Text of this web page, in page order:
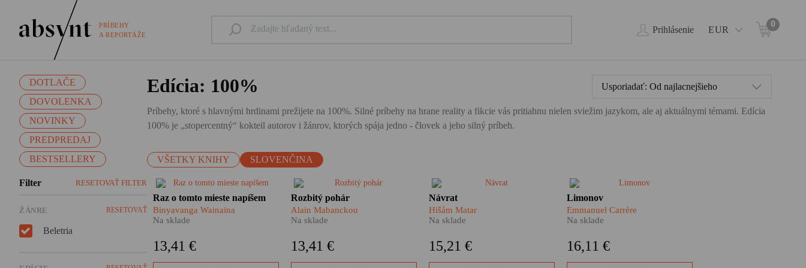
PRÍBEHY
A REPORTÁŽE
Prihlásenie EUR
0
DOTLAČE
DOVOLENKA
NOVINKY
PREDPREDAJ
BESTSELLERY
Filter RESETOVAŤ FILTER
ŽÁNRE RESETOVAŤ
Beletria
Edícia: 100%
Príbehy, ktoré s hlavnými hrdinami prežijete na 100%. Silné príbehy na hrane reality a fikcie vás pritiahnu nielen sviežim jazykom, ale aj aktuálnymi témami. Edícia
100% je „stopercentný“ kokteil autorov i žánrov, ktorých spája jedno - človek a jeho silný príbeh.
VŠETKY KNIHY SLOVENČINA
Usporiadať: Od najlacnejšieho
Naše predstavy o Afrike stále
ovládajú viac predsudky a
ošúchané klišé ako reálne
skúsenosť sprostredkuje.
Raz o tomto mieste napíšem
Binyavanga Wainaina
Na sklade
13,41 €
Keď ťa život položí na kolená,
nezostáva ti nič iné, ako sa opiť
a poriadne to roztočiť. Alain
pritom veľmi ľudsky a láskavo
Rozbitý pohár
Alain Mabanckou
Na sklade
13,41 €
Kaddáfího režim mu ukradol
otca a spravil z neho vyhnanca.
Dvadsaťpäť rokov nevidel
diktatúra padla, rozhodol sa
Návrat
Hišám Matar
Na sklade
15,21 €
Emmanuel Carrère sa rozhodol
knižne spracovať život jednej z
najkontroverznejších osobností
jeho neľahkého detstva až po
Limonov
Emmanuel Carrère
Na sklade
16,11 €